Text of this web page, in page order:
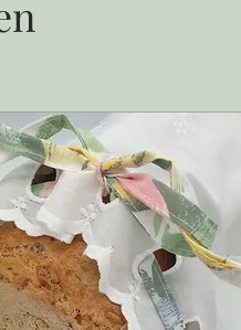
litt rue
det blir